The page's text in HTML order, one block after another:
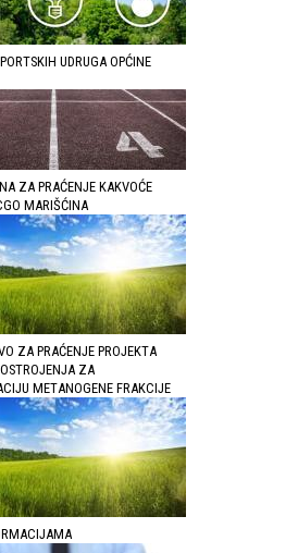
UDRUGA OPĆINE
ZA PRAĆENJE KAKVOĆE
MARIŠĆINA
ZA PRAĆENJE PROJEKTA
ZA
METANOGENE FRAKCIJE